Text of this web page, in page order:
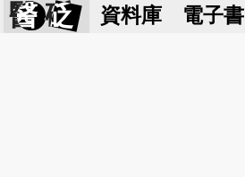
醫 砭 資料庫 電子書